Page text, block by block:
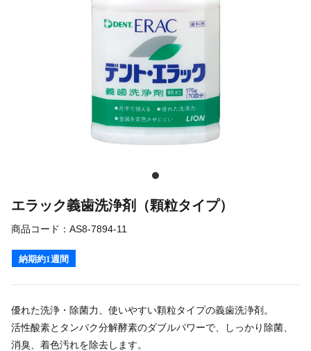
エラック義歯洗浄剤（顆粒タイプ）
商品コード： AS8-7894-11
納期約1週間
優れた洗浄・除菌力、使いやすい顆粒タイプの義歯洗浄剤。
活性酸素とタンパク分解酵素のダブルパワーで、しっかり除菌、
消臭、着色汚れを除去します。